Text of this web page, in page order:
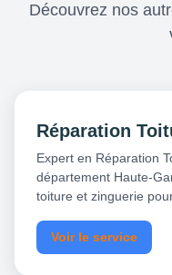
Découvrez nos
Réparation
Expert en Réparation
département Haute-
toiture et zinguerie
Voir le service